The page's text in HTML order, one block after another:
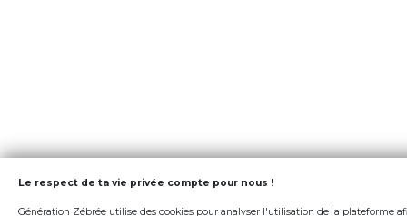
Le respect de ta vie privée compte pour nous !
Génération Zébrée utilise des cookies pour analyser l'utilisation de la plateforme